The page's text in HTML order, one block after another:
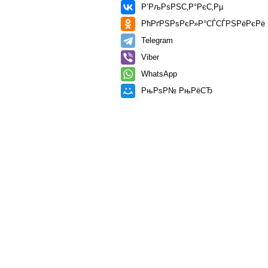
Р’РљРѕРЅС‚Р°РєС‚Рµ
РћРґРЅРѕРєР»Р°СЃСЃРЅРёРєРё
Telegram
Viber
WhatsApp
РњРѕР№ РњРёСЂ